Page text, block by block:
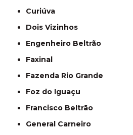
Curiúva
Dois Vizinhos
Engenheiro Beltrão
Faxinal
Fazenda Rio Grande
Foz do Iguaçu
Francisco Beltrão
General Carneiro